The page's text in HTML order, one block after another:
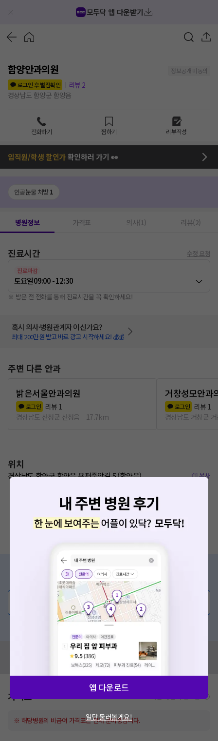
모두닥 앱 다운받기
함양안과의원
정보공개 미동의
로그인 후 별점확인
리뷰 2
경상남도 함양군 함양읍
전화하기 찜하기 리뷰작성
임직원/학생 할인가확인하러 가기 👀
인공눈물 처방1
병원정보 가격표 의사(1) 리뷰(2)
진료시간 수정 요청
진료마감
토요일09:00 - 12:30
※ 방문 전 전화를 통해 진료시간을 꼭 확인하세요!
혹시 의사·병원관계자 이신가요?
최대 200만원 받고 바로 광고 시작하세요! 💰💰
주변 다른 안과
밝은서울안과의원
로그인 리뷰 1
경상남도 산청군 산청읍
17.7km
거창성모안과
로그인 리뷰 1
경상남도 거창군
위치
경상남도 함양군 함양읍 용평중앙길 5 (함양읍) 복사
증상/치료, 궁금한 점이 있나요?
의사가 직접 답해드려요!
💬 무엇이든 물어보세요
혹은, 의료상담 서비스에 다양한 게시글 보러가기
혹시 잘못된 병원정보가 있나요?
모두닥 팀에 알려주세요!
가격표
※ 해당병원의 비급여 가격표는 현재 준비중입니다.
요청하신 작업을 처리하지 못했습니다.
네트워크 또는 서버의 일시적인 오류로, 잠시 후 다시 시도해주
세요. 지속적으로 문제가 발생할 경우 모두닥 채널톡으로 문의
앱 다운로드
일단 둘러볼게요!